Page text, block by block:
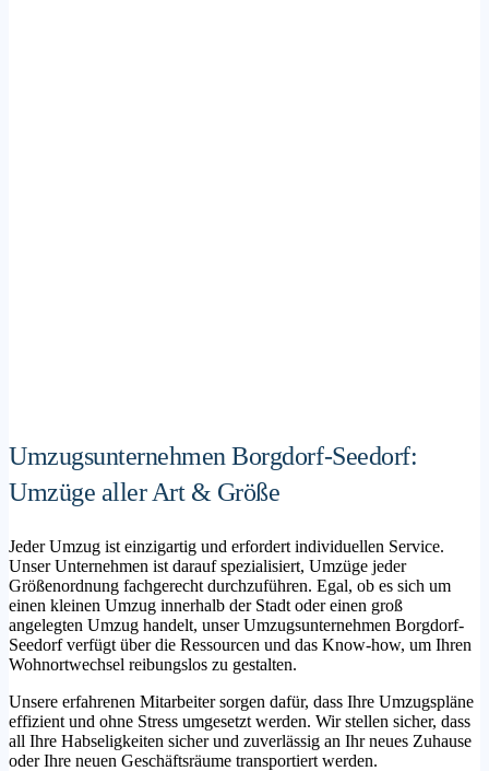
Umzugsunternehmen Borgdorf-Seedorf:
Umzüge aller Art & Größe
Jeder Umzug ist einzigartig und erfordert individuellen Service.
Unser Unternehmen ist darauf spezialisiert, Umzüge jeder
Größenordnung fachgerecht durchzuführen. Egal, ob es sich um
einen kleinen Umzug innerhalb der Stadt oder einen groß
angelegten Umzug handelt, unser Umzugsunternehmen Borgdorf-
Seedorf verfügt über die Ressourcen und das Know-how, um Ihren
Wohnortwechsel reibungslos zu gestalten.
Unsere erfahrenen Mitarbeiter sorgen dafür, dass Ihre Umzugspläne
effizient und ohne Stress umgesetzt werden. Wir stellen sicher, dass
all Ihre Habseligkeiten sicher und zuverlässig an Ihr neues Zuhause
oder Ihre neuen Geschäftsräume transportiert werden.